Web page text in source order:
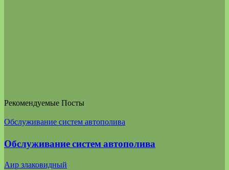
Рекомендуемые Посты
Обслуживание систем автополива
Обслуживание систем автополива
Аир злаковидный